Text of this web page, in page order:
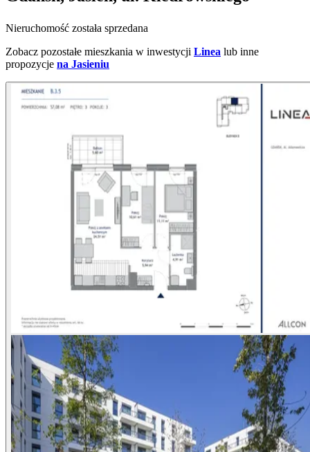
Nieruchomość została sprzedana
Zobacz pozostałe mieszkania w inwestycji Linea lub inne
propozycje na Jasieniu